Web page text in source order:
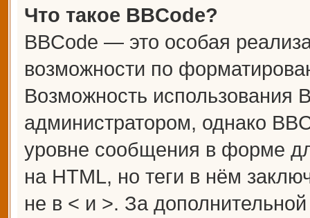
Что такое BBCode?
BBCode — это особая
возможности по
Возможность использования
администратором, однако
уровне сообщения в форме
на HTML, но теги в нём
не в < и >. За